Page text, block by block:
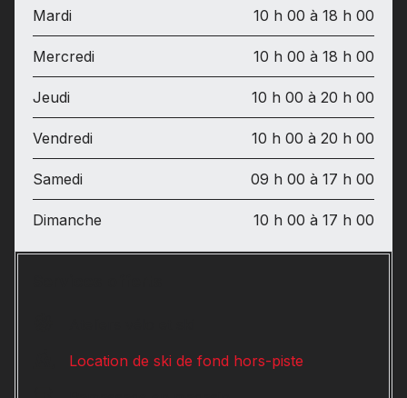
Mardi 10 h 00 à 18 h 00
Mercredi 10 h 00 à 18 h 00
Jeudi 10 h 00 à 20 h 00
Vendredi 10 h 00 à 20 h 00
Samedi 09 h 00 à 17 h 00
Dimanche 10 h 00 à 17 h 00
Location de ski de fond hors-piste